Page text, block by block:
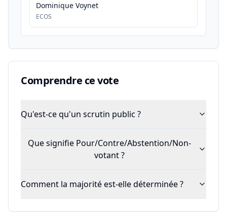
Dominique Voynet
ECOS
Comprendre ce vote
Qu'est-ce qu'un scrutin public ?
Que signifie Pour/Contre/Abstention/Non-
votant ?
Comment la majorité est-elle déterminée ?